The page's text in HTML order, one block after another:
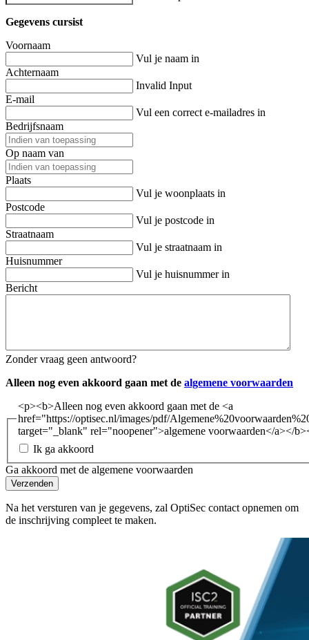
Gegevens cursist
Voornaam
Vul je naam in
Achternaam
Invalid Input
E-mail
Vul een correct e-mailadres in
Bedrijfsnaam
Op naam van
Plaats
Vul je woonplaats in
Postcode
Vul je postcode in
Straatnaam
Vul je straatnaam in
Huisnummer
Vul je huisnummer in
Bericht
Zonder vraag geen antwoord?
Alleen nog even akkoord gaan met de algemene voorwaarden
<p><b>Alleen nog even akkoord gaan met de <a
href="https://optisec.nl/images/pdf/
target="_blank" rel="noopener">algemene voorwaarden</a></
Ik ga akkoord
Ga akkoord met de algemene voorwaarden
Verzenden
Na het versturen van je gegevens, zal OptiSec contact opnemen om
de inschrijving compleet te maken.